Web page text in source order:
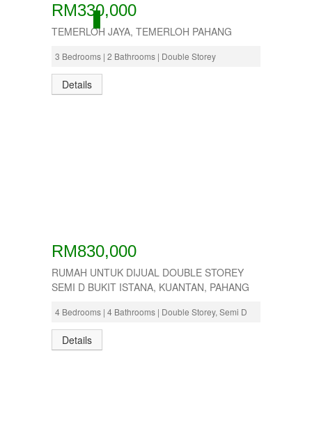
ACTIVE
RM330,000
TEMERLOH JAYA, TEMERLOH PAHANG
3 Bedrooms | 2 Bathrooms | Double Storey
Details
RM830,000
RUMAH UNTUK DIJUAL DOUBLE STOREY
SEMI D BUKIT ISTANA, KUANTAN, PAHANG
4 Bedrooms | 4 Bathrooms | Double Storey, Semi D
Details